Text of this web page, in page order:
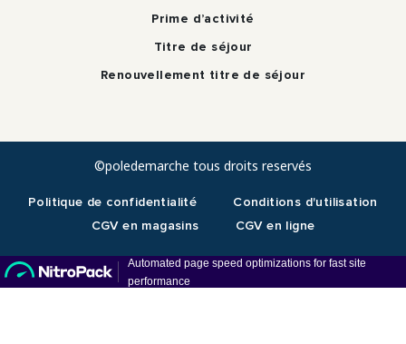
Prime d’activité
Titre de séjour
Renouvellement titre de séjour
©poledemarche tous droits reservés
Politique de confidentialité
Conditions d'utilisation
CGV en magasins
CGV en ligne